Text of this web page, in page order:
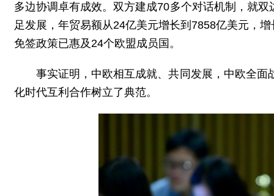
多边协调卓有成效。双方建成70多个对话机制，就
足发展，年贸易额从24亿美元增长到7858亿美元，
免签政策已惠及24个欧盟成员国。
事实证明，中欧相互成就、共同发展，中欧全
化时代互利合作树立了典范。